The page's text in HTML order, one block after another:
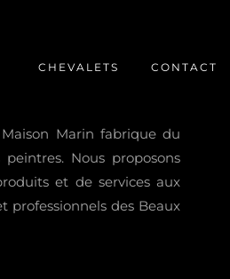
CHEVALETS CONTACT
Marin fabrique du
Nous proposons
et de services aux
professionnels des Beaux